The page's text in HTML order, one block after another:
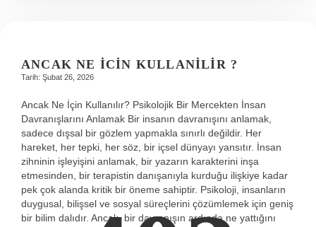
ANCAK NE ICIN KULLANILIR ?
Tarih: Şubat 26, 2026
Ancak Ne İçin Kullanılır? Psikolojik Bir Mercekten İnsan
Davranışlarını Anlamak Bir insanın davranışını anlamak,
sadece dışsal bir gözlem yapmakla sınırlı değildir. Her
hareket, her tepki, her söz, bir içsel dünyayı yansıtır. İnsan
zihninin işleyişini anlamak, bir yazarın karakterini inşa
etmesinden, bir terapistin danışanıyla kurduğu ilişkiye kadar
pek çok alanda kritik bir öneme sahiptir. Psikoloji, insanların
duygusal, bilişsel ve sosyal süreçlerini çözümlemek için geniş
bir bilim dalıdır. Ancak, bir davranışın ardında ne yattığını